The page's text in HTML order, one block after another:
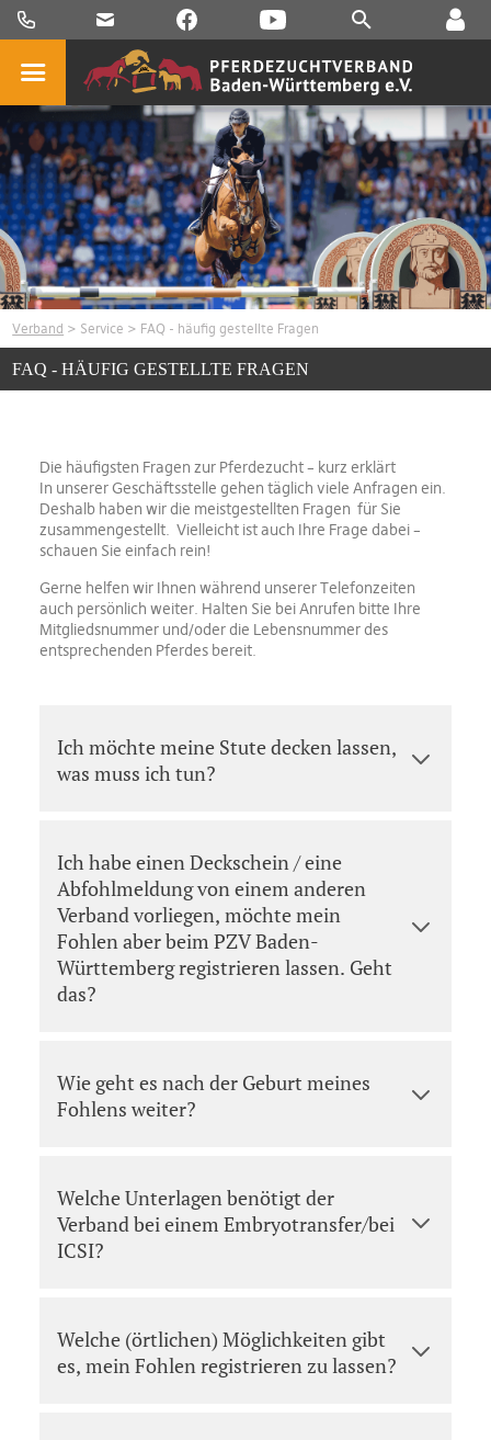
Verband > Service > FAQ - häufig gestellte Fragen
FAQ - HÄUFIG GESTELLTE FRAGEN
Die häufigsten Fragen zur Pferdezucht – kurz erklärt
In unserer Geschäftsstelle gehen täglich viele Anfragen ein.
Deshalb haben wir die meistgestellten Fragen für Sie
zusammengestellt. Vielleicht ist auch Ihre Frage dabei –
schauen Sie einfach rein!
Gerne helfen wir Ihnen während unserer Telefonzeiten
auch persönlich weiter. Halten Sie bei Anrufen bitte Ihre
Mitgliedsnummer und/oder die Lebensnummer des
entsprechenden Pferdes bereit.
Ich möchte meine Stute decken lassen,
was muss ich tun?
Ich habe einen Deckschein / eine
Abfohlmeldung von einem anderen
Verband vorliegen, möchte mein
Fohlen aber beim PZV Baden-
Württemberg registrieren lassen. Geht
das?
Wie geht es nach der Geburt meines
Fohlens weiter?
Welche Unterlagen benötigt der
Verband bei einem Embryotransfer/bei
ICSI?
Welche (örtlichen) Möglichkeiten gibt
es, mein Fohlen registrieren zu lassen?